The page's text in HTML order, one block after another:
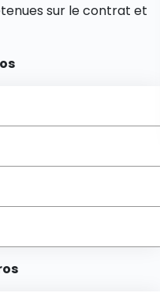
sur le contrat et